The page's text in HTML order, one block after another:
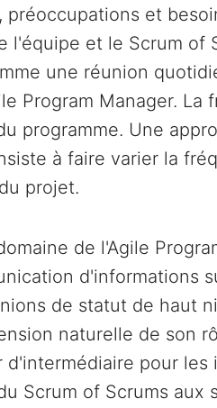
et
l'équipe et le Scrum of
une réunion
Program Manager. La
programme. Une
à faire varier la
projet.
de l'Agile
d'informations
de statut de haut
naturelle de son
pour les
Scrum of Scrums aux